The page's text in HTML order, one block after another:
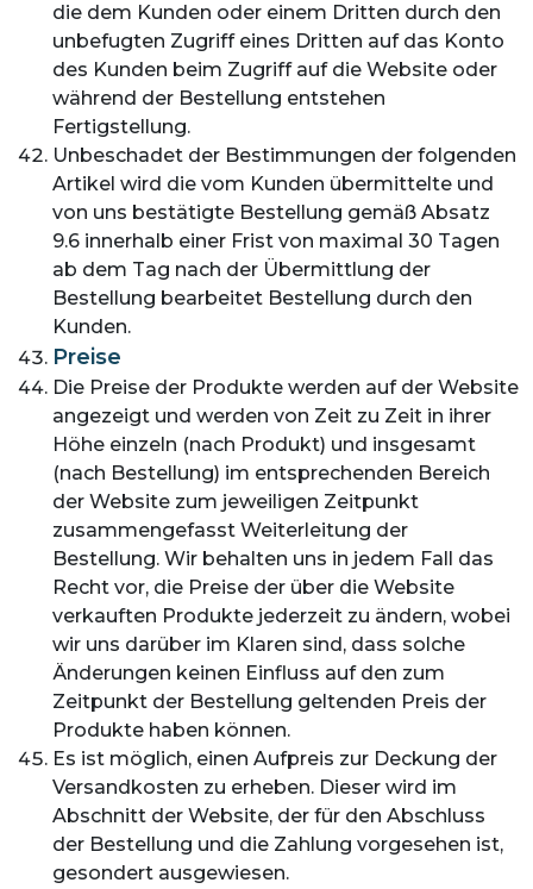
die dem Kunden oder einem Dritten durch den
unbefugten Zugriff eines Dritten auf das Konto
des Kunden beim Zugriff auf die Website oder
während der Bestellung entstehen
Fertigstellung.
Unbeschadet der Bestimmungen der folgenden
Artikel wird die vom Kunden übermittelte und
von uns bestätigte Bestellung gemäß Absatz
9.6 innerhalb einer Frist von maximal 30 Tagen
ab dem Tag nach der Übermittlung der
Bestellung bearbeitet Bestellung durch den
Kunden.
Preise
Die Preise der Produkte werden auf der Website
angezeigt und werden von Zeit zu Zeit in ihrer
Höhe einzeln (nach Produkt) und insgesamt
(nach Bestellung) im entsprechenden Bereich
der Website zum jeweiligen Zeitpunkt
zusammengefasst Weiterleitung der
Bestellung. Wir behalten uns in jedem Fall das
Recht vor, die Preise der über die Website
verkauften Produkte jederzeit zu ändern, wobei
wir uns darüber im Klaren sind, dass solche
Änderungen keinen Einfluss auf den zum
Zeitpunkt der Bestellung geltenden Preis der
Produkte haben können.
Es ist möglich, einen Aufpreis zur Deckung der
Versandkosten zu erheben. Dieser wird im
Abschnitt der Website, der für den Abschluss
der Bestellung und die Zahlung vorgesehen ist,
gesondert ausgewiesen.